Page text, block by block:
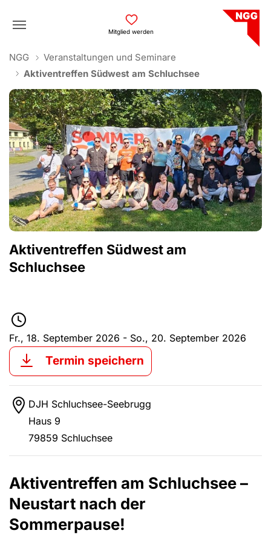
Mitglied werden
You are here:
NGG
Veranstaltungen und Seminare
Aktiventreffen Südwest am Schluchsee
Aktiventreffen Südwest am
Schluchsee
Fr., 18. September 2026 - So., 20. September 2026
Termin speichern
DJH Schluchsee-Seebrugg
Haus 9
79859 Schluchsee
Aktiventreffen am Schluchsee –
Neustart nach der
Sommerpause!